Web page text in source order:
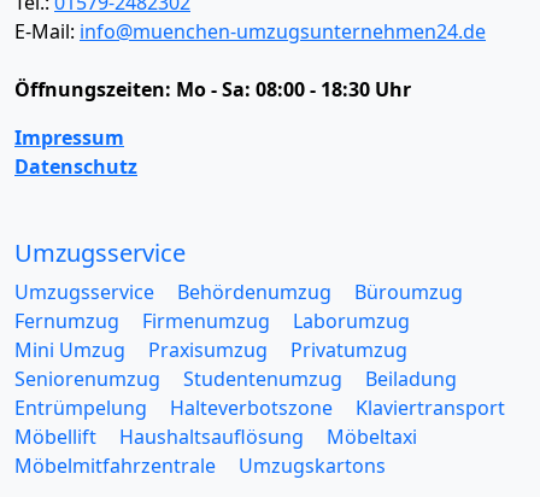
E-Mail: info@muenchen-umzugsunternehmen24.de
Öffnungszeiten: Mo - Sa: 08:00 - 18:30 Uhr
Impressum
Datenschutz
Umzugsservice
Umzugsservice Behördenumzug
Büroumzug
Fernumzug
Firmenumzug
Laborumzug
Mini Umzug
Praxisumzug
Privatumzug
Seniorenumzug
Studentenumzug
Beiladung
Entrümpelung
Halteverbotszone
Klaviertransport
Möbellift
Haushaltsauflösung
Möbeltaxi
Möbelmitfahrzentrale
Umzugskartons